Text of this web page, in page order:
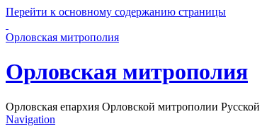
Перейти к основному содержанию страницы
Орловская митрополия
Орловская митрополия
Орловская епархия Орловской митрополии
Navigation